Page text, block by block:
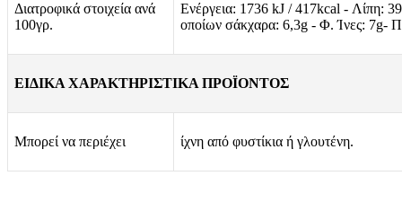
Διατροφικά στοιχεία ανά
100γρ.
Ενέργεια: 1736 kJ / 417kcal - Λίπη:
οποίων σάκχαρα: 6,3g - Φ. Ίνες: 7g-
ΕΙΔΙΚΑ ΧΑΡΑΚΤΗΡΙΣΤΙΚΑ ΠΡΟΪΟΝΤΟΣ
Μπορεί να περιέχει ίχνη από φυστίκια ή γλουτένη.